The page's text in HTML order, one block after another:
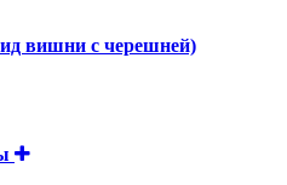
вишни с черешней)